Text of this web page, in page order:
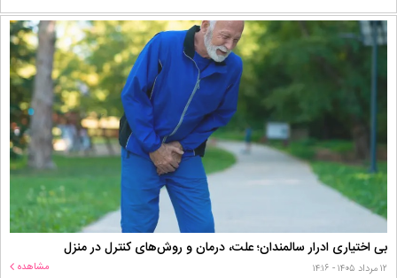
بی اختیاری ادرار سالمندان؛ علت، درمان و روش‌های کنترل در منزل
۱۲ مرداد ۱۴۰۵ - ۱۴:۱۶ مشاهده